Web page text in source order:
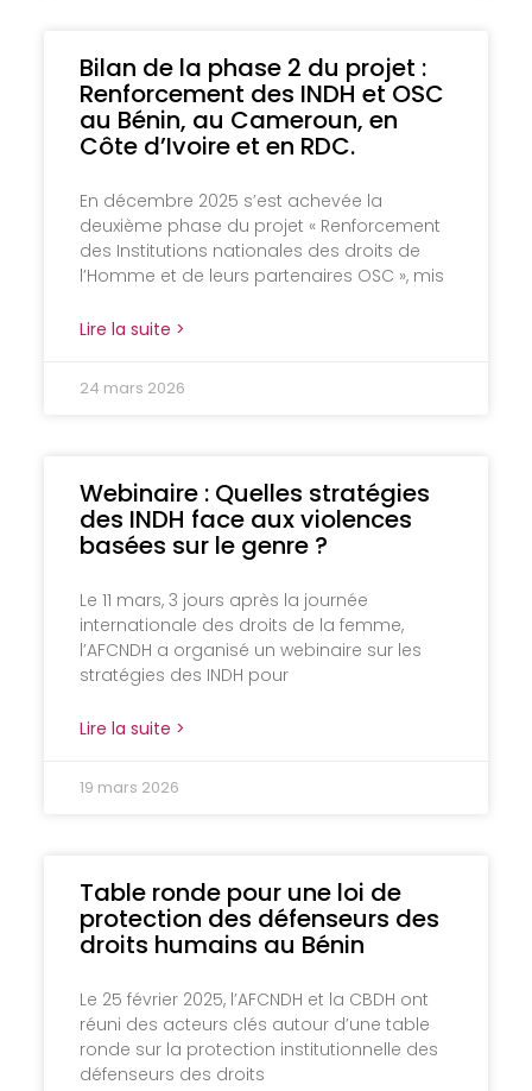
Bilan de la phase 2 du projet :
Renforcement des INDH et OSC
au Bénin, au Cameroun, en
Côte d’Ivoire et en RDC.
En décembre 2025 s’est achevée la
deuxième phase du projet « Renforcement
des Institutions nationales des droits de
l’Homme et de leurs partenaires OSC », mis
Lire la suite >
24 mars 2026
Webinaire : Quelles stratégies
des INDH face aux violences
basées sur le genre ?
Le 11 mars, 3 jours après la journée
internationale des droits de la femme,
l’AFCNDH a organisé un webinaire sur les
stratégies des INDH pour
Lire la suite >
19 mars 2026
Table ronde pour une loi de
protection des défenseurs des
droits humains au Bénin
Le 25 février 2025, l’AFCNDH et la CBDH ont
réuni des acteurs clés autour d’une table
ronde sur la protection institutionnelle des
défenseurs des droits